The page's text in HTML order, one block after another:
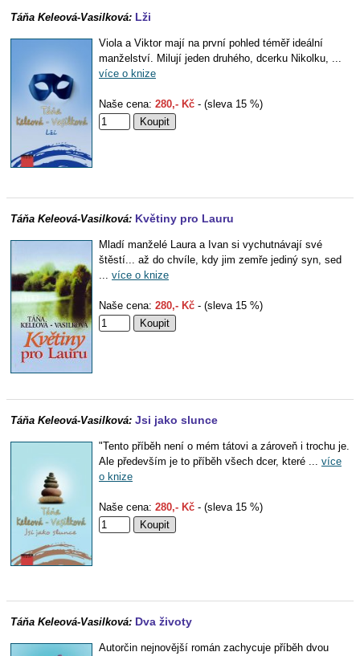
Táňa Keleová-Vasilková: Lži
Viola a Viktor mají na první pohled téměř ideální
manželství. Milují jeden druhého, dcerku Nikolku, ...
více o knize
Naše cena: 280,- Kč - (sleva 15 %)
Táňa Keleová-Vasilková: Květiny pro Lauru
Mladí manželé Laura a Ivan si vychutnávají své
štěstí... až do chvíle, kdy jim zemře jediný syn, sed
... více o knize
Naše cena: 280,- Kč - (sleva 15 %)
Táňa Keleová-Vasilková: Jsi jako slunce
"Tento příběh není o mém tátovi a zároveň i trochu je.
Ale především je to příběh všech dcer, které ... více
o knize
Naše cena: 280,- Kč - (sleva 15 %)
Táňa Keleová-Vasilková: Dva životy
Autorčin nejnovější román zachycuje příběh dvou